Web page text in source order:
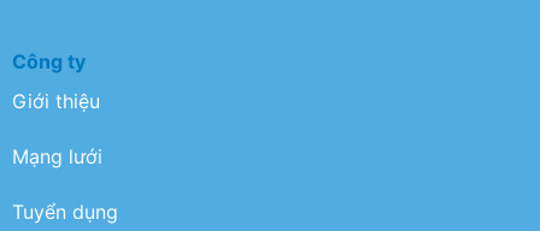
Công ty
Giới thiệu
Mạng lưới
Tuyển dụng